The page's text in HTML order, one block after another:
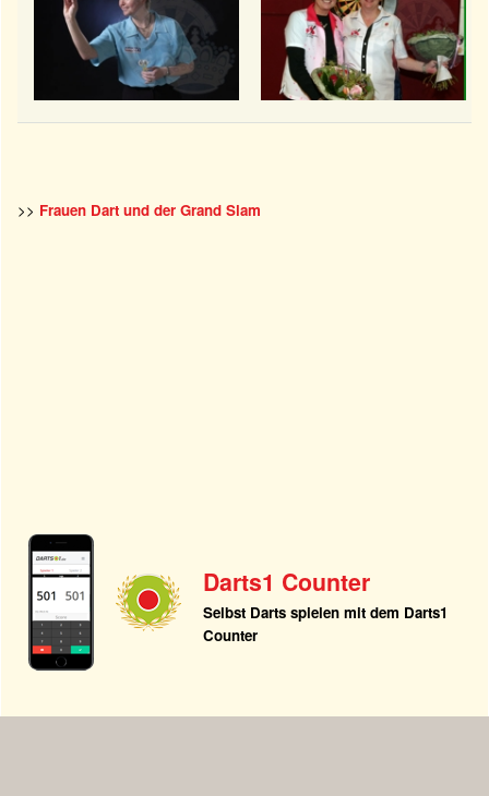
>> Frauen Dart und der Grand Slam
Darts1 Counter
Selbst Darts spielen mit dem Darts1
Counter